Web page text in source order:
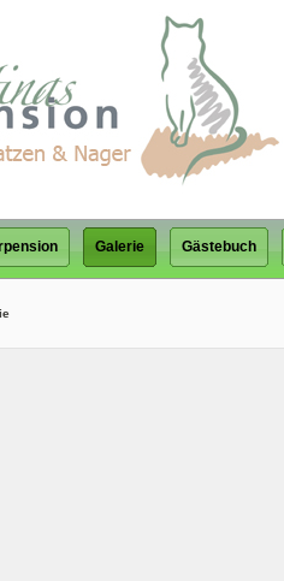
Galerie Gästebuch